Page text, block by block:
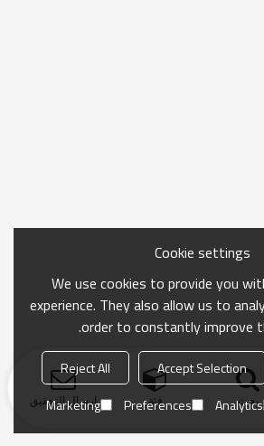
بحث فئة ارسال التحقيق
Cookie settings
We use cookies to provide you
experience. They also allow us to
order to constantly improve
Accept Selection
Reject All
Analytics
Preferences
Marketing